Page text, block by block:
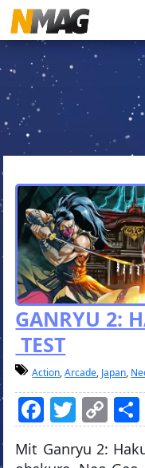
GANRYU 2:
TEST
Action,Arcade, Japan,
Facebook
Twitter
Mit Ganryu 2: